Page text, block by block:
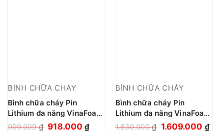
BÌNH CHỮA CHÁY
Bình chữa cháy Pin
Lithium đa năng VinaFoam
ORION 1L OR-1
999.999₫ Giá
918.000₫Giá
BÌNH CHỮA CHÁY
Bình chữa cháy Pin
Lithium đa năng VinaFoam
ORION 3L OR-3
1.830.000₫ Giá
1.609.000 ₫